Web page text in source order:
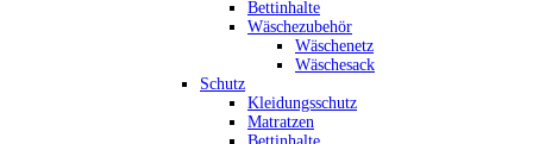
Bettinhalte
Wäschezubehör
Wäschenetz
Wäschesack
Schutz
Kleidungsschutz
Matratzen